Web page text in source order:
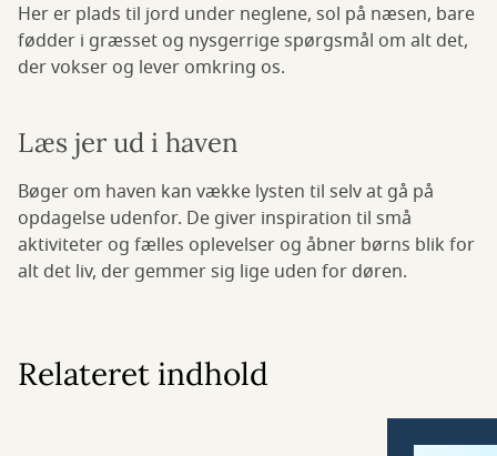
Her er plads til jord under neglene, sol på næsen, bare
fødder i græsset og nysgerrige spørgsmål om alt det,
der vokser og lever omkring os.
Læs jer ud i haven
Bøger om haven kan vække lysten til selv at gå på
opdagelse udenfor. De giver inspiration til små
aktiviteter og fælles oplevelser og åbner børns blik for
alt det liv, der gemmer sig lige uden for døren.
Relateret indhold